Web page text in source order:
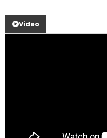
Video